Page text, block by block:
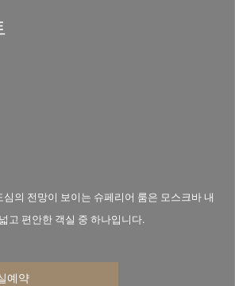
의 전망이 보이는 슈페리어 룸은 모스크바 내
고 편안한 객실 중 하나입니다.
예약